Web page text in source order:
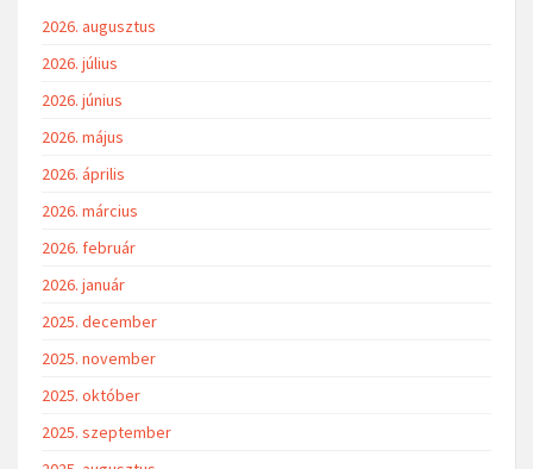
2026. augusztus
2026. július
2026. június
2026. május
2026. április
2026. március
2026. február
2026. január
2025. december
2025. november
2025. október
2025. szeptember